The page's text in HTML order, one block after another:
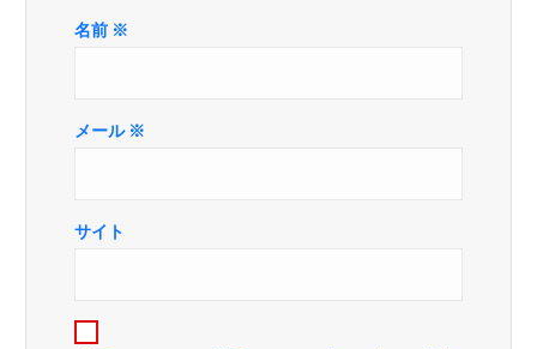
名前 ※
メール ※
サイト